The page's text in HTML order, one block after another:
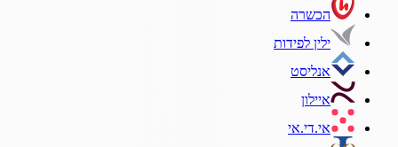
הכשרה
ילין לפידות
אנליסט
איילון
אי.די.אי